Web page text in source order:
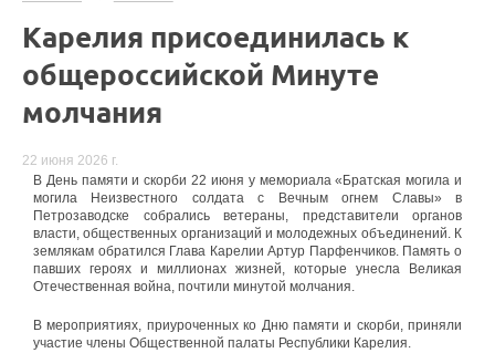
Карелия присоединилась к
общероссийской Минуте
молчания
22 июня 2026 г.
В День памяти и скорби 22 июня у мемориала «Братская могила и
могила Неизвестного солдата с Вечным огнем Славы» в
Петрозаводске собрались ветераны, представители органов
власти, общественных организаций и молодежных объединений. К
землякам обратился Глава Карелии Артур Парфенчиков. Память о
павших героях и миллионах жизней, которые унесла Великая
Отечественная война, почтили минутой молчания.
В мероприятиях, приуроченных ко Дню памяти и скорби, приняли
участие члены Общественной палаты Республики Карелия.